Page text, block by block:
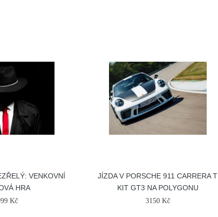
VENKOVNÍ
HRA
Kč
JÍZDA V PORSCHE 911 CARRERA T
KIT GT3 NA POLYGONU
3150 Kč